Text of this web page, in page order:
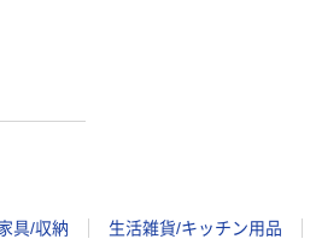
具/収納 生活雑貨/キッチン用品